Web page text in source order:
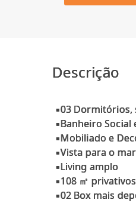
Descrição
▪️03 Dormitórios,
▪️Banheiro Social
▪️Mobiliado e
▪️Vista para o
▪️Living amplo
▪️108 ㎡
▪️02 Box mais